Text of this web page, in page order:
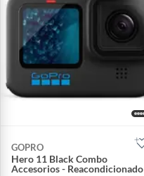
GOPRO
Hero 11 Black Combo
Accesorios - Reacondicionado